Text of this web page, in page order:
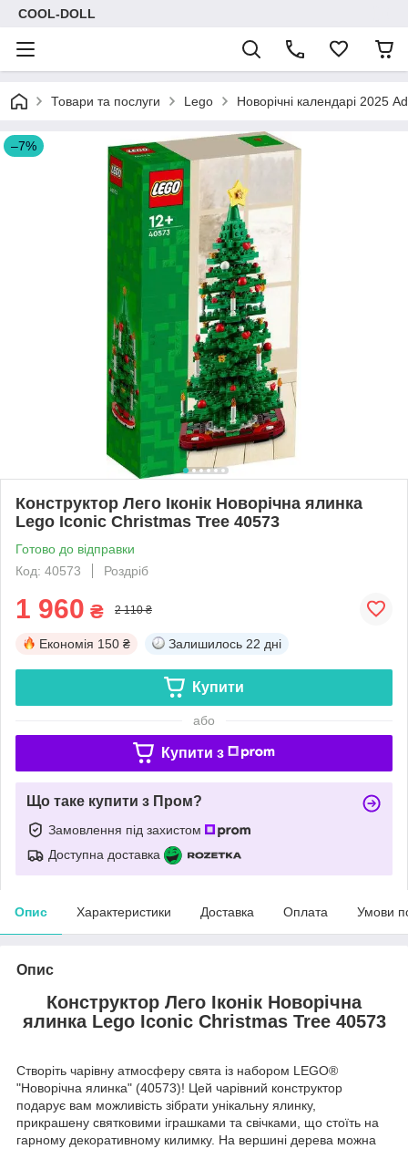
COOL-DOLL
Товари та послуги Lego Новорічні календарі 2025
–7%
Конструктор Лего Іконік Новорічна ялинка
Lego Iconic Christmas Tree 40573
Готово до відправки
Код: 40573
Роздріб
1 960 ₴ 2 110 ₴
Економія 150 ₴ Залишилось 22 дні
Купити
або
Купити з
Що таке купити з Пром?
Замовлення під захистом
Доступна доставка
Опис Характеристики Доставка Оплата Умови
Опис
Конструктор Лего Іконік Новорічна
ялинка Lego Iconic Christmas Tree 40573
Створіть чарівну атмосферу свята із набором LEGO®
"Новорічна ялинка" (40573)! Цей чарівний конструктор
подарує вам можливість зібрати унікальну ялинку,
прикрашену святковими іграшками та свічками, що стоїть на
гарному декоративному килимку. На вершині дерева можна